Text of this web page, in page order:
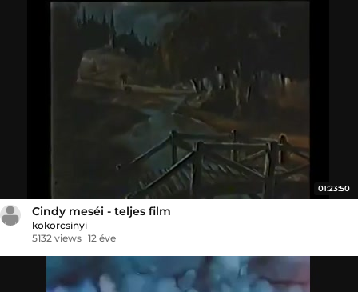
01:23:50
Cindy meséi - teljes film
kokorcsinyi
5132 views 12 éve